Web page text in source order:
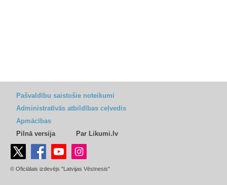
Pašvaldību saistošie noteikumi
Administratīvās atbildības ceļvedis
Apmācības
Pilnā versija
Par Likumi.lv
© Oficiālais izdevējs "Latvijas Vēstnesis"